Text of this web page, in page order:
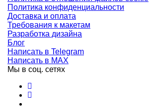
Политика конфиденциальности
Доставка и оплата
Требования к макетам
Разработка дизайна
Блог
Написать в Telegram
Написать в MAX
Мы в соц. сетях